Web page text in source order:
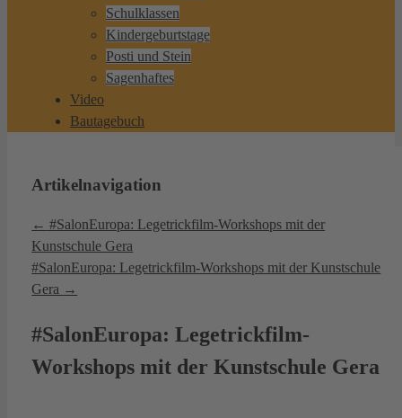
Schulklassen
Kindergeburtstage
Posti und Stein
Sagenhaftes
Video
Bautagebuch
Artikelnavigation
← #SalonEuropa: Legetrickfilm-Workshops mit der
Kunstschule Gera
#SalonEuropa: Legetrickfilm-Workshops mit der Kunstschule
Gera →
#SalonEuropa: Legetrickfilm-
Workshops mit der Kunstschule Gera